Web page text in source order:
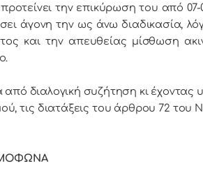
την επικύρωση του από 07-
άγονη την ως άνω διαδικασία,
και την απευθείας μίσθωση
διαλογική συζήτηση κι έχοντας
τις διατάξεις τoυ άρθρoυ 72 του